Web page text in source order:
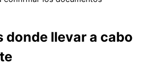
donde llevar a cabo